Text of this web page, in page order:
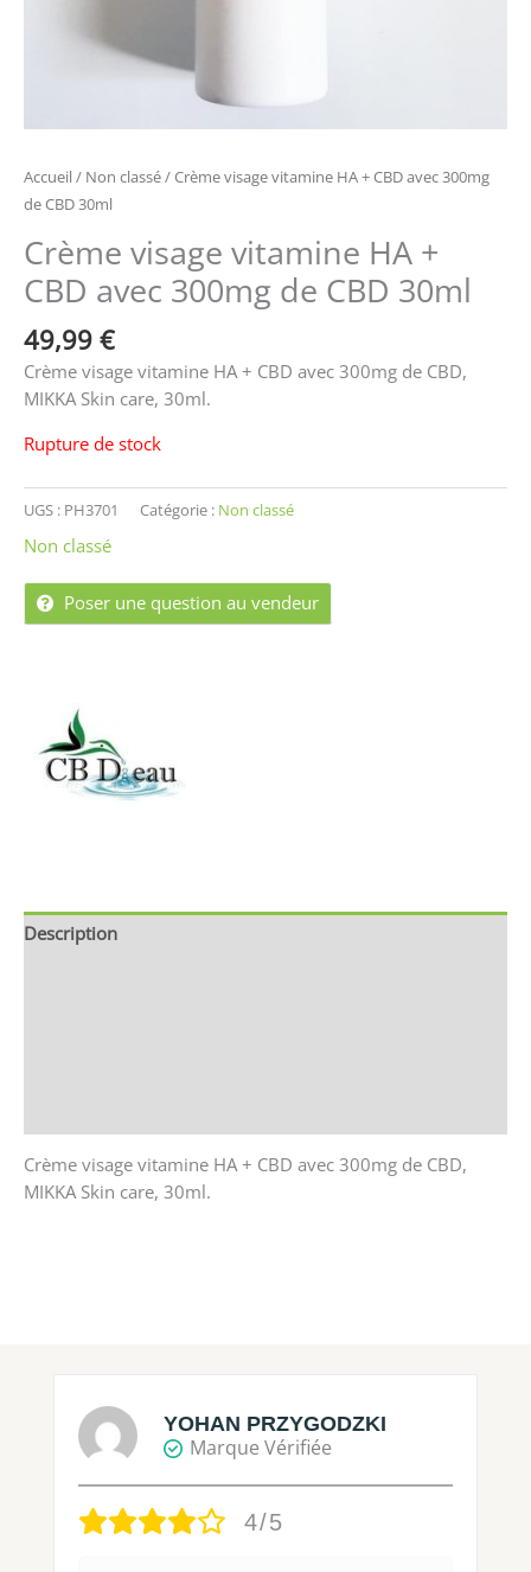
Accueil/ Non classé/ Crème visage vitamine HA + CBD avec 300mg
de CBD 30ml
Crème visage vitamine HA +
CBD avec 300mg de CBD 30ml
49,99 €
Crème visage vitamine HA + CBD avec 300mg de CBD,
MIKKA Skin care, 30ml.
Rupture de stock
UGS : PH3701 Catégorie : Non classé
Non classé
Poser une question au vendeur
Description
Crème visage vitamine HA + CBD avec 300mg de CBD,
MIKKA Skin care, 30ml.
YOHAN PRZYGODZKI
Marque Vérifiée
4/5